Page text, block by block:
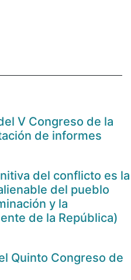
V Congreso de la
de informes
del conflicto es la
del pueblo
y la
de la República)
Quinto Congreso de